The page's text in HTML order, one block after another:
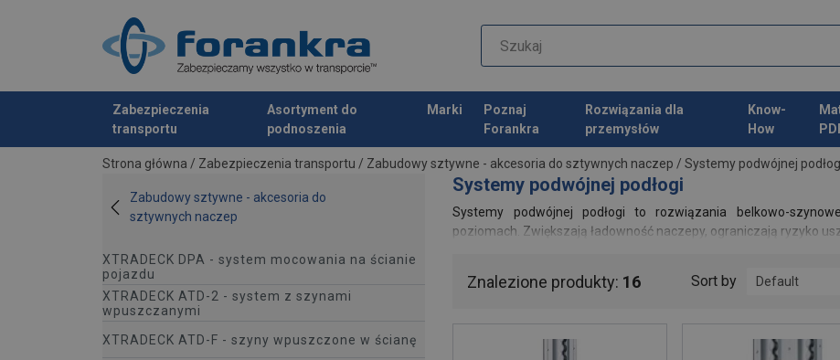
Zabezpieczenia
transportu
Asortyment do
podnoszenia
Marki
Poznaj
Forankra
Rozwiązania dla
przemysłów
Know-
How
Dodano do zapytania
Strona główna / Zabezpieczenia transportu / Zabudowy sztywne - akcesoria do sztywnych naczep / Systemy podwójnej
Zabudowy sztywne - akcesoria do
sztywnych naczep
XTRADECK DPA - system mocowania na ścianie
pojazdu
XTRADECK ATD-2 - system z szynami
wpuszczanymi
XTRADECK ATD-F - szyny wpuszczone w ścianę
Systemy podwójnej podłogi
Systemy podwójnej podłogi to rozwiązania belkowo-
poziomach. Zwiększają ładowność naczepy, ograniczają ryzyko
Znalezione produkty: 16 Sort by Default